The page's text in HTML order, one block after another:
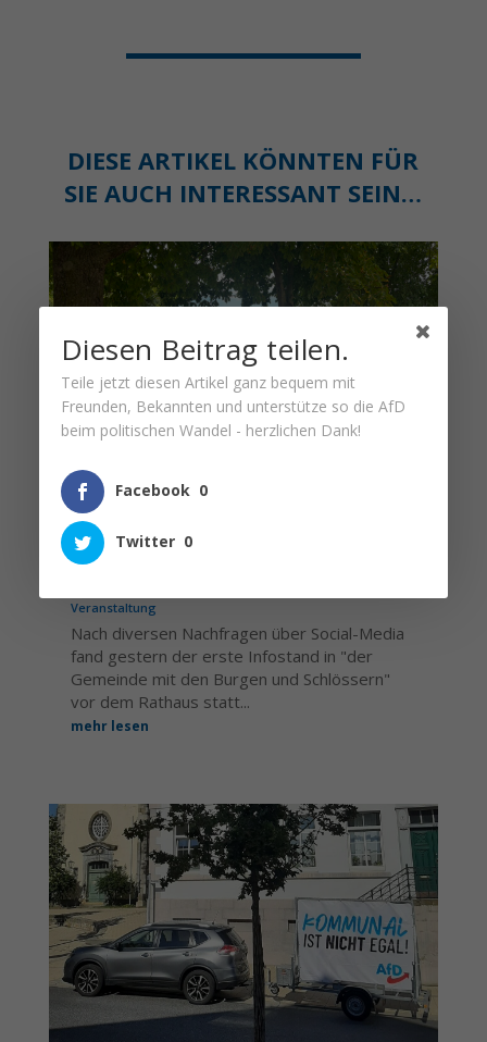
DIESE ARTIKEL KÖNNTEN FÜR
SIE AUCH INTERESSANT SEIN…
Veranstaltung
Nach diversen Nachfragen über Social-Media
fand gestern der erste Infostand in "der
Gemeinde mit den Burgen und Schlössern"
vor dem Rathaus statt...
mehr lesen
Diesen Beitrag teilen.
Teile jetzt diesen Artikel ganz bequem mit
Freunden, Bekannten und unterstütze so die AfD
beim politischen Wandel - herzlichen Dank!
Facebook 0
Twitter 0